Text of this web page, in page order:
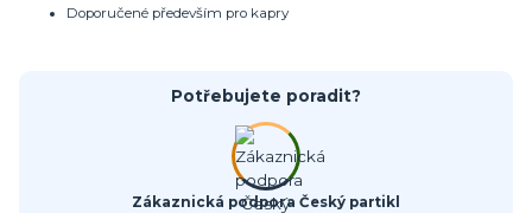
Doporučené především pro kapry
Potřebujete poradit?
Zákaznická podpora Český partikl